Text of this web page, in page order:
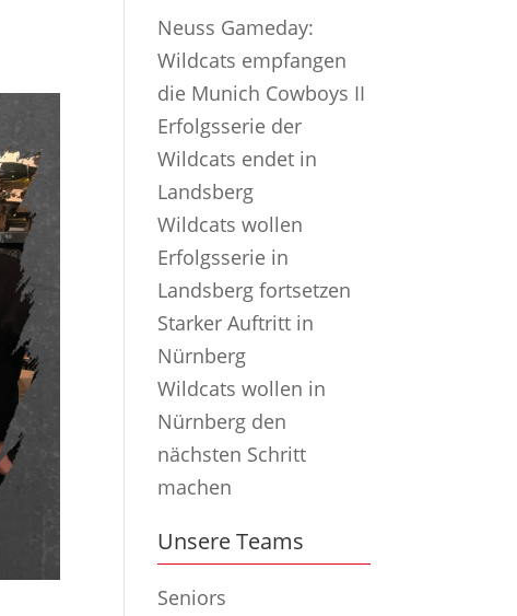
Neuss Gameday:
Wildcats empfangen
die Munich Cowboys II
Erfolgsserie der
Wildcats endet in
Landsberg
Wildcats wollen
Erfolgsserie in
Landsberg fortsetzen
Starker Auftritt in
Nürnberg
Wildcats wollen in
Nürnberg den
nächsten Schritt
machen
Unsere Teams
Seniors